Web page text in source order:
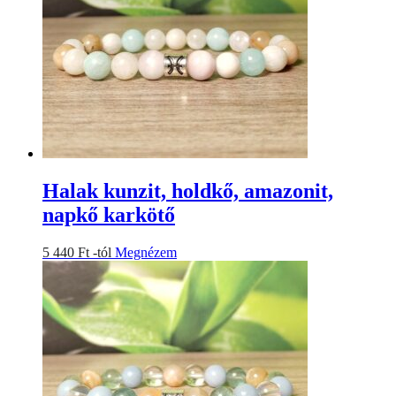
A
változatok
a
termékoldalon
választhatók
ki
Halak kunzit, holdkő, amazonit,
napkő karkötő
5 440 Ft -tól MegnézemEnnek
a
terméknek
több
variációja
van.
A
változatok
a